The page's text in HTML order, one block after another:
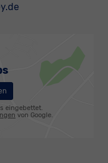
eingebettet.
von Google.